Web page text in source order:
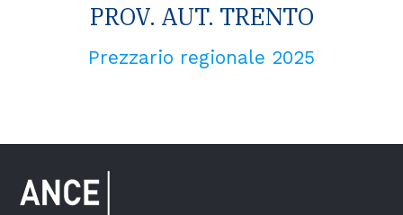
PROV. AUT. TRENTO
Prezzario regionale 2025